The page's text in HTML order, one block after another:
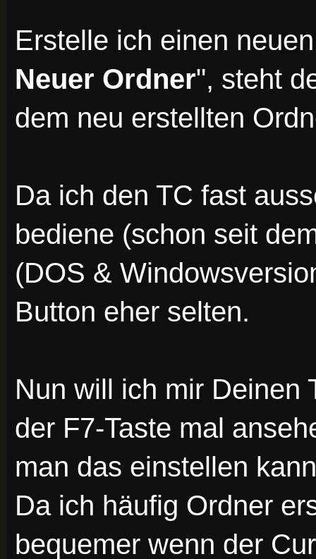
Erstelle ich einen
Neuer Ordner", steht
dem neu erstellten
Da ich den TC fast
bediene (schon seit
(DOS &
Button eher selten.
Nun will ich mir Deinen
der F7-Taste mal
man das einstellen
Da ich häufig Ordner
bequemer wenn der